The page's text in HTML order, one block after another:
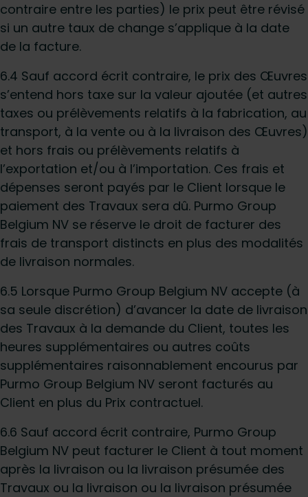
contraire entre les parties) le prix peut être révisé
si un autre taux de change s’applique à la date
de la facture.
6.4 Sauf accord écrit contraire, le prix des Œuvres
s’entend hors taxe sur la valeur ajoutée (et autres
taxes ou prélèvements relatifs à la fabrication, au
transport, à la vente ou à la livraison des Œuvres)
et hors frais ou prélèvements relatifs à
l’exportation et/ou à l’importation. Ces frais et
dépenses seront payés par le Client lorsque le
paiement des Travaux sera dû. Purmo Group
Belgium NV se réserve le droit de facturer des
frais de transport distincts en plus des modalités
de livraison normales.
6.5 Lorsque Purmo Group Belgium NV accepte (à
sa seule discrétion) d’avancer la date de livraison
des Travaux à la demande du Client, toutes les
heures supplémentaires ou autres coûts
supplémentaires raisonnablement encourus par
Purmo Group Belgium NV seront facturés au
Client en plus du Prix contractuel.
6.6 Sauf accord écrit contraire, Purmo Group
Belgium NV peut facturer le Client à tout moment
après la livraison ou la livraison présumée des
Travaux ou la livraison ou la livraison présumée